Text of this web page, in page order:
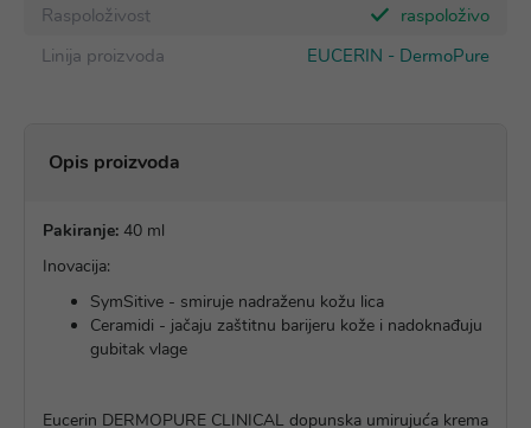
Raspoloživost
raspoloživo
Linija proizvoda
EUCERIN - DermoPure
Opis proizvoda
Pakiranje: 40 ml
Inovacija:
SymSitive - smiruje nadraženu kožu lica
Ceramidi - jačaju zaštitnu barijeru kože i nadoknađuju
gubitak vlage
Eucerin DERMOPURE CLINICAL dopunska umirujuća krema